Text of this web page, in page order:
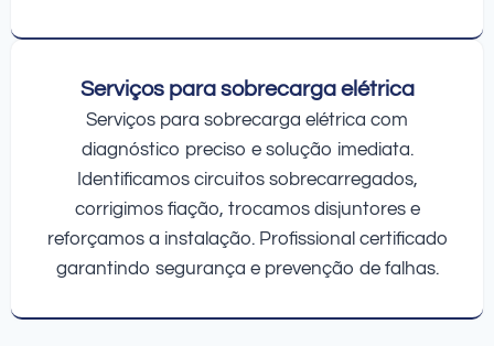
Serviços para sobrecarga elétrica
Serviços para sobrecarga elétrica com
diagnóstico preciso e solução imediata.
Identificamos circuitos sobrecarregados,
corrigimos fiação, trocamos disjuntores e
reforçamos a instalação. Profissional certificado
garantindo segurança e prevenção de falhas.